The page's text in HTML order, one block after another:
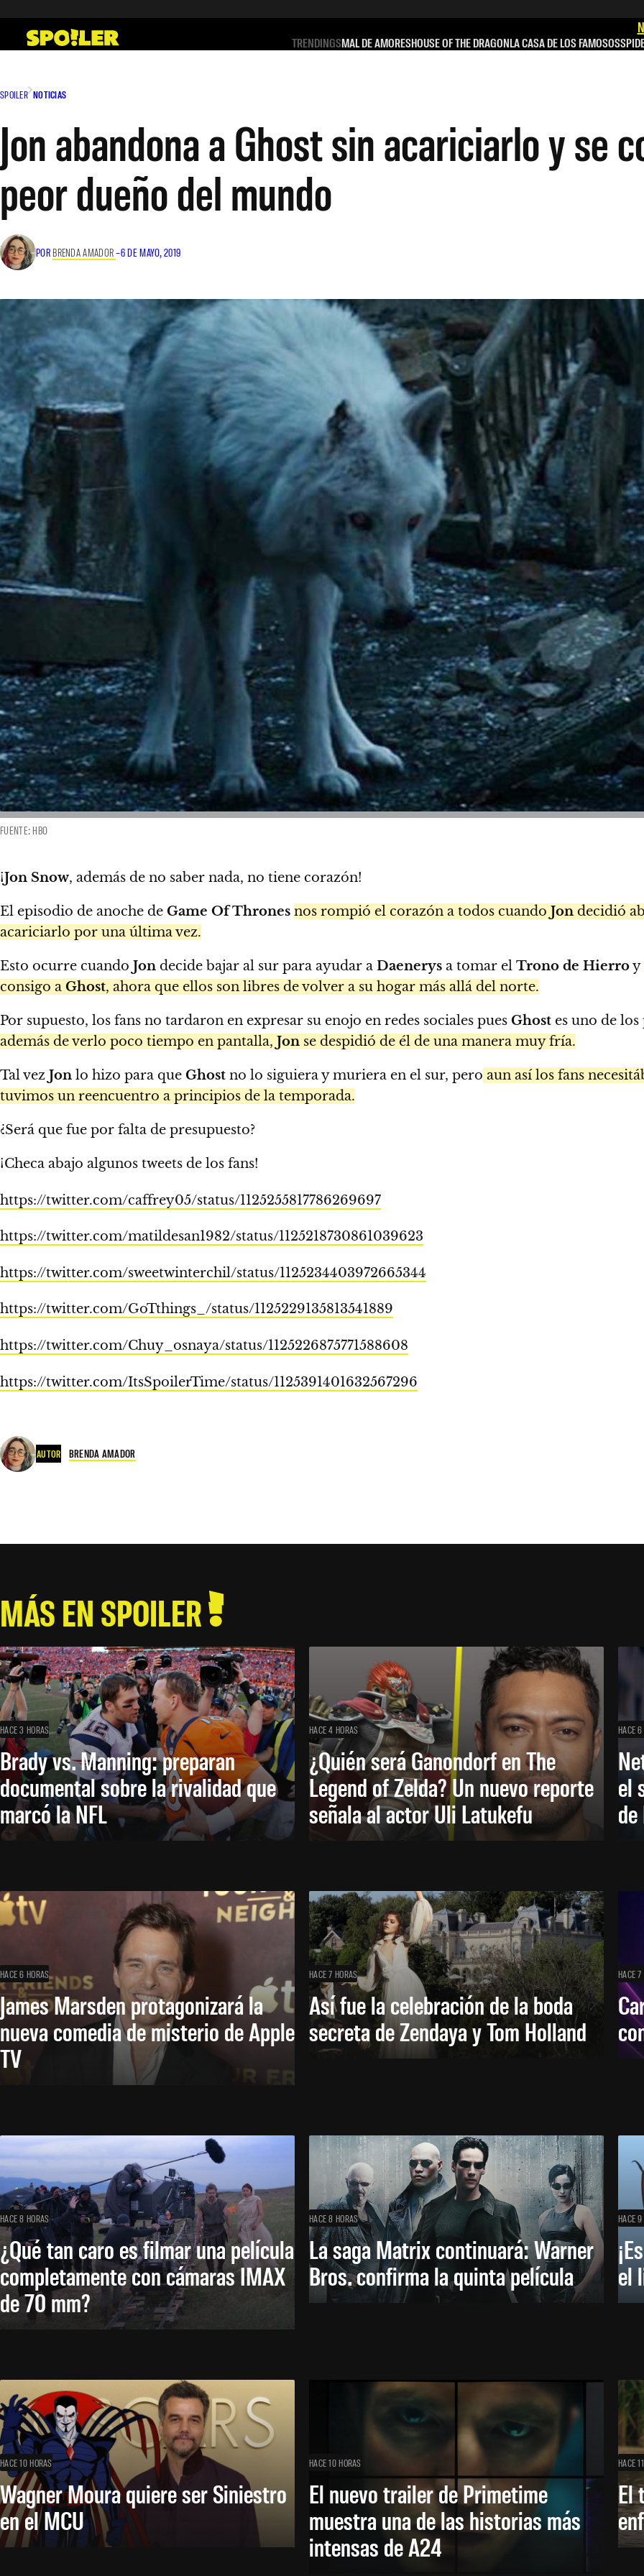
contenido
TRENDINGSMAL DE AMORESHOUSE OF THE DRAGONLA CASA DE LOS FAMOSOS
SPOILER NOTICIAS
Jon abandona a Ghost sin acariciarlo y se
peor dueño del mundo
POR BRENDA AMADOR–6 DE MAYO, 2019
FUENTE: HBO
¡Jon Snow, además de no saber nada, no tiene corazón!
El episodio de anoche de Game Of Thrones nos rompió el corazón a todos cuando Jon decidió
acariciarlo por una última vez.
Esto ocurre cuando Jon decide bajar al sur para ayudar a Daenerys a tomar el Trono de Hierroy
consigo a Ghost, ahora que ellos son libres de volver a su hogar más allá del norte.
Por supuesto, los fans no tardaron en expresar su enojo en redes sociales pues Ghost es uno de
además de verlo poco tiempo en pantalla, Jon se despidió de él de una manera muy fría.
Tal vez Jon lo hizo para que Ghost no lo siguiera y muriera en el sur, pero aun así los fans
tuvimos un reencuentro a principios de la temporada.
¿Será que fue por falta de presupuesto?
¡Checa abajo algunos tweets de los fans!
https://twitter.com/caffrey05/status/1125255817786269697
https://twitter.com/matildesan1982/status/1125218730861039623
https://twitter.com/sweetwinterchil/status/1125234403972665344
https://twitter.com/GoTthings_/status/1125229135813541889
https://twitter.com/Chuy_osnaya/status/1125226875771588608
https://twitter.com/ItsSpoilerTime/status/1125391401632567296
AUTOR BRENDA AMADOR
MÁS EN SPOILER
HACE 3 HORAS
Brady vs. Manning: preparan
documental sobre la rivalidad que
marcó la NFL
HACE 4 HORAS
¿Quién será Ganondorf en The
Legend of Zelda? Un nuevo reporte
señala al actor Uli Latukefu
HACE
el
HACE 6 HORAS
James Marsden protagonizará la
nueva comedia de misterio de Apple
TV
HACE 7 HORAS
Así fue la celebración de la boda
secreta de Zendaya y Tom Holland
HACE 7
HACE 8 HORAS
¿Qué tan caro es filmar una película
completamente con cámaras IMAX
de 70 mm?
HACE 8 HORAS
La saga Matrix continuará: Warner
Bros. confirma la quinta película
HACE
el
HACE 10 HORAS
Wagner Moura quiere ser Siniestro
en el MCU
HACE 10 HORAS
El nuevo trailer de Primetime
muestra una de las historias más
intensas de A24
HACE
El